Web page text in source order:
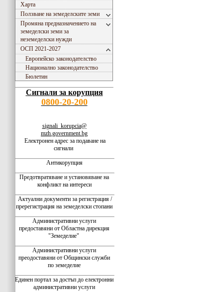
Харта
Ползване на земеделските земи
Промяна предназначението на
земеделски земи за
неземеделски нужди
ОСП 2021-2027
Европейско законодателство
Национално законодателство
Бюлетин
Сигнали за корупция
0800-20-200
signali_korupcia@
mzh.government.bg
Електронен адрес за подаване на
сигнали
Антикорупция
Предотвратяване и установяване на
конфликт на интереси
Актуални документи за регистрация /
пререгистрация на земеделски стопани
Административни услуги
предоставяни от Областна дирекция
"Земеделие"
Административни услуги
преодоставяни от Общински служби
по земеделие
Единен портал за достъп до електронни
административни услуги